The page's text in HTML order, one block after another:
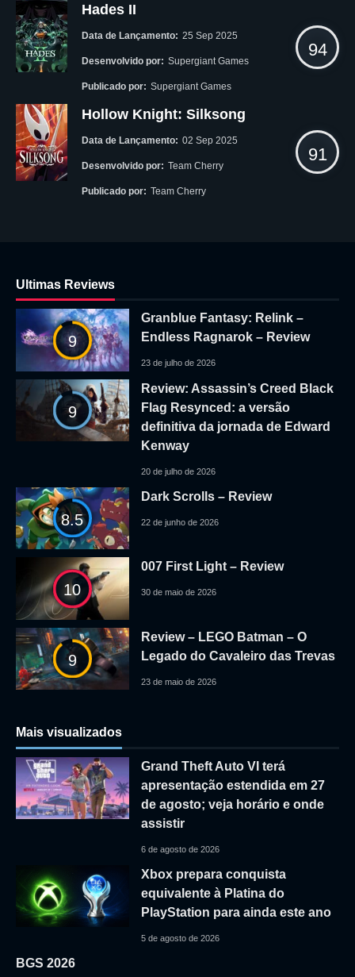
Hades II
Data de Lançamento: 25 Sep 2025
Desenvolvido por: Supergiant Games
Publicado por: Supergiant Games
94
Hollow Knight: Silksong
Data de Lançamento: 02 Sep 2025
Desenvolvido por: Team Cherry
Publicado por: Team Cherry
91
Ultimas Reviews
9
Granblue Fantasy: Relink –
Endless Ragnarok – Review
23 de julho de 2026
9
Review: Assassin’s Creed Black
Flag Resynced: a versão
definitiva da jornada de Edward
Kenway
20 de julho de 2026
8.5
Dark Scrolls – Review
22 de junho de 2026
10
007 First Light – Review
30 de maio de 2026
9
Review – LEGO Batman – O
Legado do Cavaleiro das Trevas
23 de maio de 2026
Mais visualizados
Grand Theft Auto VI terá
apresentação estendida em 27
de agosto; veja horário e onde
assistir
6 de agosto de 2026
Xbox prepara conquista
equivalente à Platina do
PlayStation para ainda este ano
5 de agosto de 2026
BGS 2026